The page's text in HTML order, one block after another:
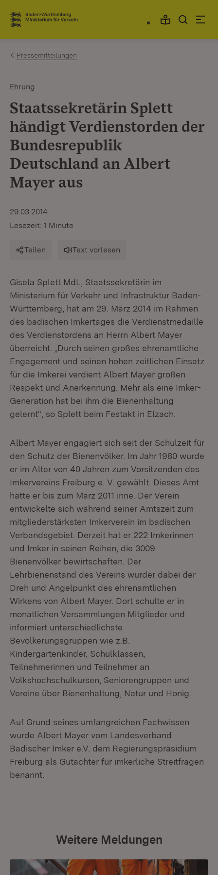
Zum Inhalt springen
Link zur Startseite
Pressemitteilungen
Ehrung
Staatssekretärin Splett
händigt Verdienstorden der
Bundesrepublik
Deutschland an Albert
Mayer aus
29.03.2014
Lesezeit: 1 Minute
Teilen Text vorlesen
Gisela Splett MdL, Staatssekretärin im
Ministerium für Verkehr und Infrastruktur Baden-
Württemberg, hat am 29. März 2014 im Rahmen
des badischen Imkertages die Verdienstmedaille
des Verdienstordens an Herrn Albert Mayer
überreicht. „Durch seinen großes ehrenamtliche
Engagement und seinen hohen zeitlichen Einsatz
für die Imkerei verdient Albert Mayer großen
Respekt und Anerkennung. Mehr als eine Imker-
Generation hat bei ihm die Bienenhaltung
gelernt“, so Splett beim Festakt in Elzach.
Albert Mayer engagiert sich seit der Schulzeit für
den Schutz der Bienenvölker. Im Jahr 1980 wurde
er im Alter von 40 Jahren zum Vorsitzenden des
Imkervereins Freiburg e. V. gewählt. Dieses Amt
hatte er bis zum März 2011 inne. Der Verein
entwickelte sich während seiner Amtszeit zum
mitgliederstärksten Imkerverein im badischen
Verbandsgebiet. Derzeit hat er 222 Imkerinnen
und Imker in seinen Reihen, die 3009
Bienenvölker bewirtschaften. Der
Lehrbienenstand des Vereins wurder dabei der
Dreh­ und Angelpunkt des ehrenamtlichen
Wirkens von Albert Mayer. Dort schulte er in
monatlichen Versammlungen Mitglieder und
informiert unterschiedlichste
Bevölkerungsgruppen wie z.B.
Kindergartenkinder, Schulklassen,
Teilnehmerinnen und Teilnehmer an
Volkshochschulkursen, Seniorengruppen und
Vereine über Bienenhaltung, Natur und Honig.
Auf Grund seines umfangreichen Fachwissen
wurde Albert Mayer vom Landesverband
Badischer Imker e.V. dem Regierungspräsidium
Freiburg als Gutachter für imkerliche Streitfragen
benannt.
Weitere Meldungen